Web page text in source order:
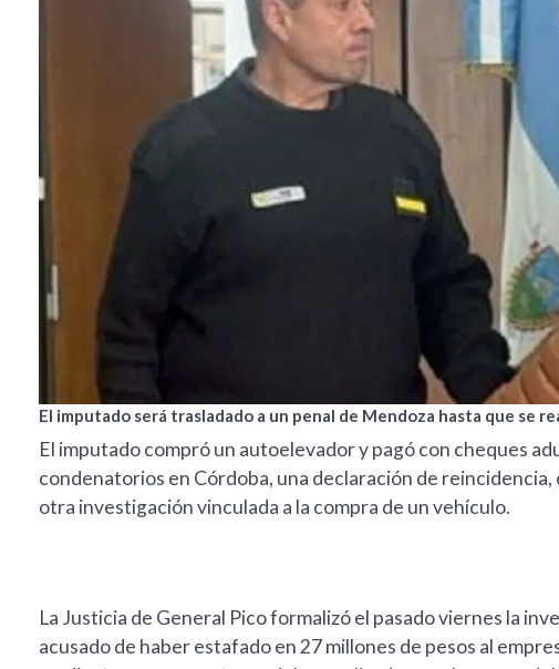
El imputado será trasladado a un penal de Mendoza hasta que se
El imputado compró un autoelevador y pagó con cheques
condenatorios en Córdoba, una declaración de
otra investigación vinculada a la compra de un vehículo.
La Justicia de General Pico formalizó el pasado viernes la
acusado de haber estafado en 27 millones de pesos al